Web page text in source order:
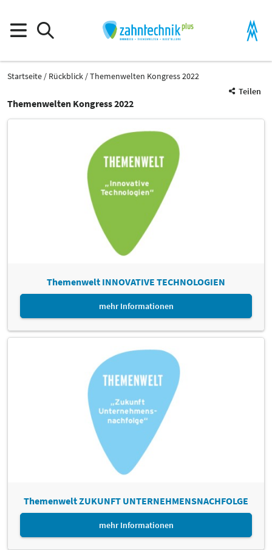
Startseite Rückblick
Themenwelten Kongress 2022
Teilen
Themenwelten Kongress 2022
Themenwelt INNOVATIVE TECHNOLOGIEN
mehr Informationen
Themenwelt ZUKUNFT UNTERNEHMENSNACHFOLGE
mehr Informationen